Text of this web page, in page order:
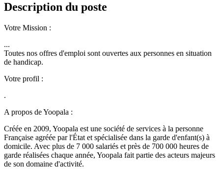
Description du poste
Votre Mission :
...
Toutes nos offres d'emploi sont ouvertes aux personnes en situation
de handicap.
Votre profil :
.
A propos de Yoopala :
Créée en 2009, Yoopala est une société de services à la personne
Française agréée par l'État et spécialisée dans la garde d'enfant(s) à
domicile. Avec plus de 7 000 salariés et près de 700 000 heures de
garde réalisées chaque année, Yoopala fait partie des acteurs majeurs
de son domaine d'activité.